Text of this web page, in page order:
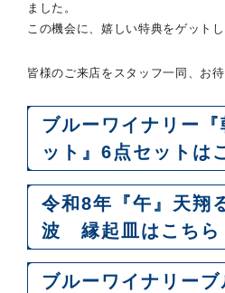
ました。
この機会に、嬉しい特典をゲットし
皆様のご来店をスタッフ一同、お待
ブルーワイナリー
ット』6点セットは
令和8年『午』天翔
波 縁起皿はこちら
ブルーワイナリーブ